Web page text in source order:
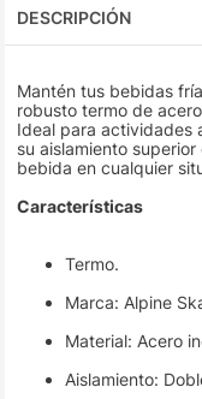
DESCRIPCIÓN
Mantén tus bebidas
robusto termo de
Ideal para actividades
su aislamiento
bebida en cualquier
Características
Termo.
Marca: Alpine
Material: Acero
Aislamiento: